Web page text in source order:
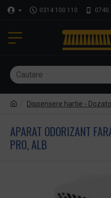
0314 100 110 0740
Dispensere hartie -
APARAT ODORIZANT
PRO, ALB